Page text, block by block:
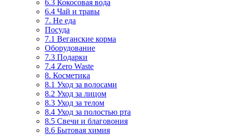
6.3 Кокосовая вода
6.4 Чай и травы
7. Не еда
Посуда
7.1 Веганские корма
Оборудование
7.3 Подарки
7.4 Zero Waste
8. Косметика
8.1 Уход за волосами
8.2 Уход за лицом
8.3 Уход за телом
8.4 Уход за полостью рта
8.5 Свечи и благовония
8.6 Бытовая химия